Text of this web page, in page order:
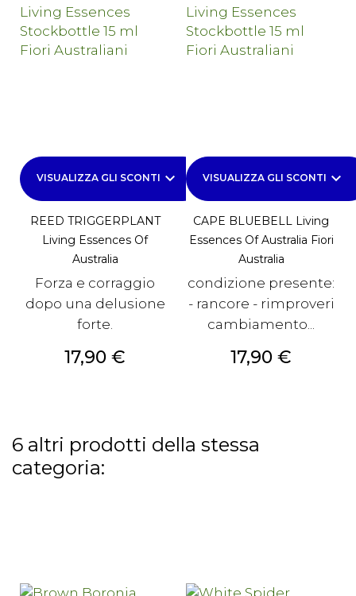
VISUALIZZA GLI SCONTI keyboard_arrow_down
REED TRIGGERPLANT
Living Essences Of
Australia
Forza e corraggio
dopo una delusione
forte.
Prezzo
17,90 €
VISUALIZZA GLI SCONTI keyboard_arrow_down
CAPE BLUEBELL Living
Essences Of Australia Fiori
Australia
condizione presente:
- rancore - rimproveri
cambiamento...
Prezzo
17,90 €
6 altri prodotti della stessa
categoria: